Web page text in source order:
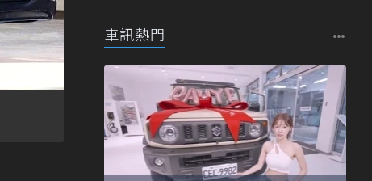
車訊熱門